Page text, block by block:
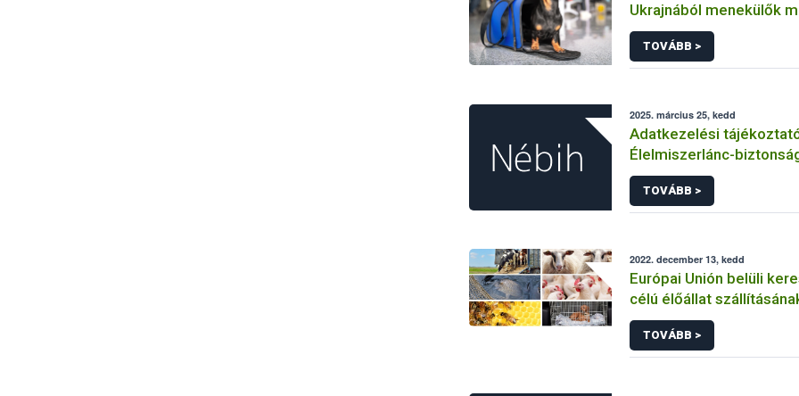
Ukrajnából menekülők
hozhassák társállataikat
TOVÁBB >
2025. március 25, kedd
Adatkezelési
Élelmiszerlánc-
felnőttképzési
kapcsolódó
TOVÁBB >
2022. december 13, kedd
Európai Unión belüli
célú élőállat
állategészségügyi
TOVÁBB >